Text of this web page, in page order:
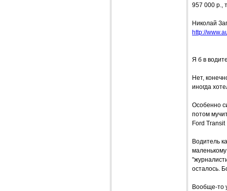
957 000 р.,
Николай
http://
Я б в
Нет,
иногда
Особенно
потом
Ford Transit
Водитель
осталось.
Вообще-то